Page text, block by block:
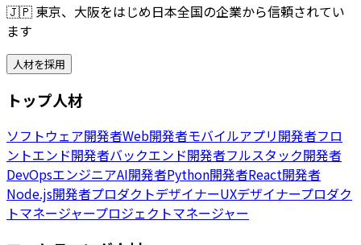
🇯🇵 東京、大阪をはじめ日本全国の企業から信頼されてい
ます
人材を採用
トップ人材
ソフトウェア開発者Web開発者モバイルアプリ開発者フロ
ントエンド開発者バックエンド開発者フルスタック開発者
DevOpsエンジニアAI開発者Python開発者React開発者
Node.js開発者プロダクトデザイナーUXデザイナープロダク
トマネージャープロジェクトマネージャー